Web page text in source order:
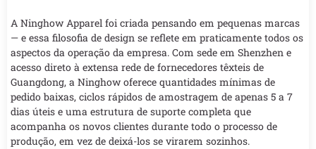
A Ninghow Apparel foi criada pensando em pequenas marcas
— e essa filosofia de design se reflete em praticamente todos os
aspectos da operação da empresa. Com sede em Shenzhen e
acesso direto à extensa rede de fornecedores têxteis de
Guangdong, a Ninghow oferece quantidades mínimas de
pedido baixas, ciclos rápidos de amostragem de apenas 5 a 7
dias úteis e uma estrutura de suporte completa que
acompanha os novos clientes durante todo o processo de
produção, em vez de deixá-los se virarem sozinhos.